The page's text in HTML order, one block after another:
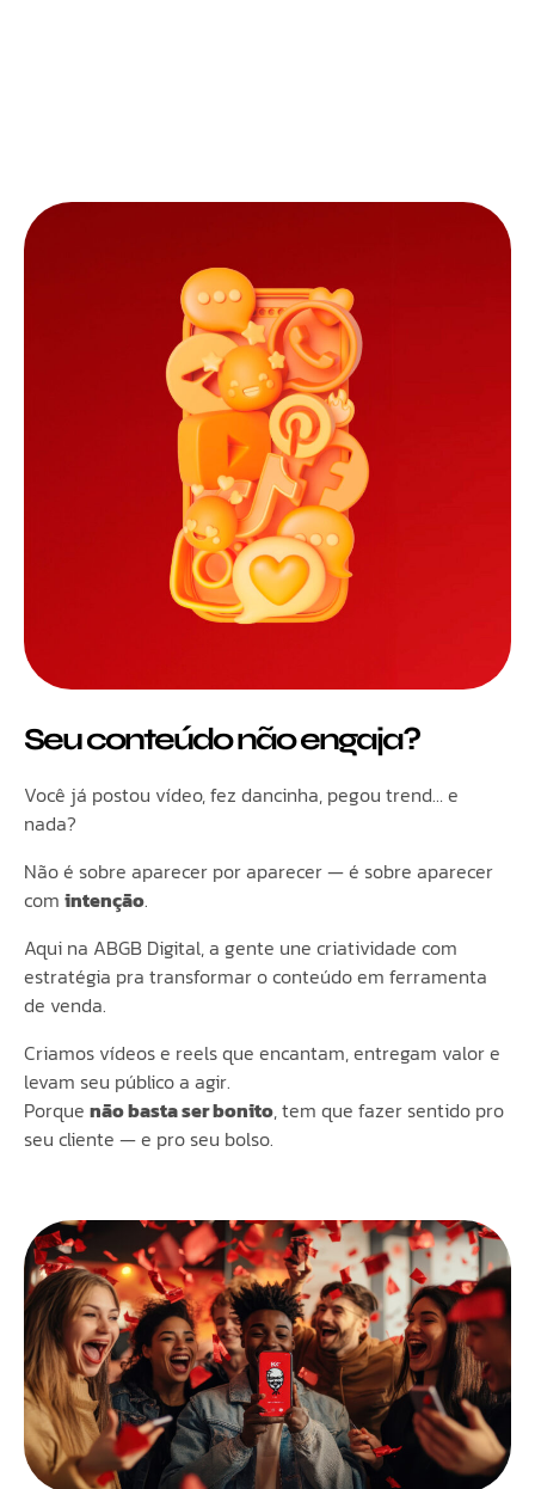
Seu conteúdo não engaja?
Você já postou vídeo, fez dancinha, pegou trend… e
nada?
Não é sobre aparecer por aparecer — é sobre aparecer
com intenção.
Aqui na ABGB Digital, a gente une criatividade com
estratégia pra transformar o conteúdo em ferramenta
de venda.
Criamos vídeos e reels que encantam, entregam valor e
levam seu público a agir.
Porque não basta ser bonito, tem que fazer sentido pro
seu cliente — e pro seu bolso.